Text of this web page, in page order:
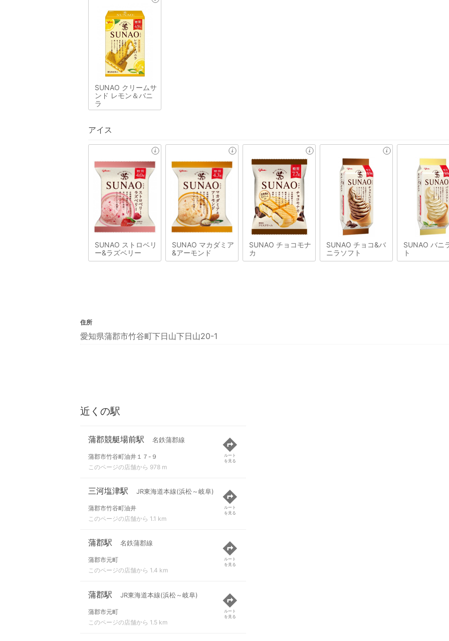
SUNAO クリームサ
ンド レモン＆バニ
ラ
アイス
SUNAO ストロベリ
ー&ラズベリー
SUNAO マカダミア
&アーモンド
SUNAO チョコモナ
カ
SUNAO チョコ&バ
ニラソフト
SUNAO バニ
ト
住所
愛知県蒲郡市竹谷町下日山下日山20-1
近くの駅
蒲郡競艇場前駅 名鉄蒲郡線
蒲郡市竹谷町油井１７-９
このページの店舗から 978 m
ルート
を見る
三河塩津駅 JR東海道本線(浜松～岐阜)
蒲郡市竹谷町油井
このページの店舗から 1.1 km
ルート
を見る
蒲郡駅 名鉄蒲郡線
蒲郡市元町
このページの店舗から 1.4 km
ルート
を見る
蒲郡駅 JR東海道本線(浜松～岐阜)
蒲郡市元町
このページの店舗から 1.5 km
ルート
を見る